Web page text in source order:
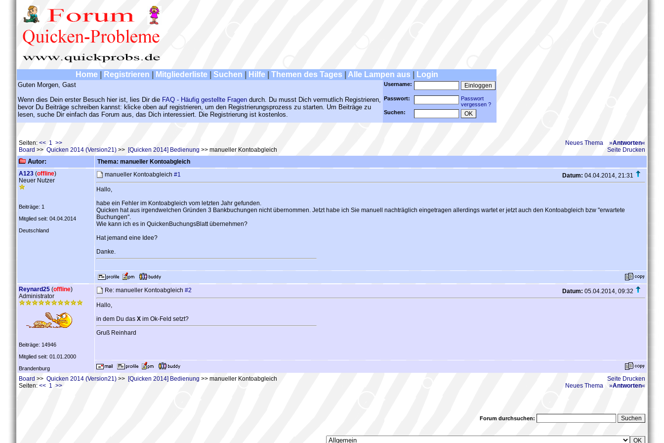
Home Registrieren Mitgliederliste Suchen Hilfe Themen des Tages Alle Lampen aus Login
Guten Morgen, Gast
Wenn dies Dein erster Besuch hier ist, lies Dir die FAQ - Häufig gestellte Fragen durch. Du musst Dich vermutlich Registrieren,
bevor Du Beiträge schreiben kannst: klicke oben auf registrieren, um den Registrierungsprozess zu starten. Um Beiträge zu
lesen, suche Dir einfach das Forum aus, das Dich interessiert. Die Registrierung ist kostenlos.
Username:
Passwort:
Passwort
vergessen ?
Suchen:
Seiten: << 1 >>
Board >> Quicken 2014 (Version21) >> [Quicken 2014] Bedienung >> manueller Kontoabgleich
Neues Thema »Antworten«
Seite Drucken
Autor:
Thema: manueller Kontoabgleich
A123 (offline)
Neuer Nutzer
Beiträge: 1
Mitglied seit: 04.04.2014
Deutschland
manueller Kontoabgleich #1 Datum: 04.04.2014, 21:31
Hallo,
habe ein Fehler im Kontoabgleich vom letzten Jahr gefunden.
Quicken hat aus irgendwelchen Gründen 3 Bankbuchungen nicht übernommen. Jetzt habe ich Sie manuell nachträglich eingetragen allerdings wartet er jetzt auch den Kontoabgleich bzw "erwartete
Buchungen".
Wie kann ich es in QuickenBuchungsBlatt übernehmen?
Hat jemand eine Idee?
Danke.
Reynard25 (offline)
Administrator
Beiträge: 14946
Mitglied seit: 01.01.2000
Brandenburg
Re: manueller Kontoabgleich #2 Datum: 05.04.2014, 09:32
Hallo,
in dem Du das X im Ok-Feld setzt?
Gruß Reinhard
Board >> Quicken 2014 (Version21) >> [Quicken 2014] Bedienung >> manueller Kontoabgleich
Seiten: << 1 >>
Seite Drucken
Neues Thema
»Antworten«
Forum durchsuchen: